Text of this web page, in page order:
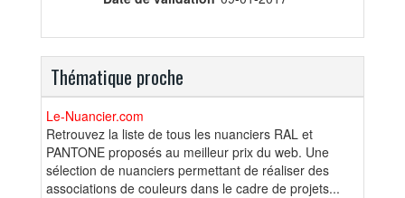
Thématique proche
Le-Nuancier.com
Retrouvez la liste de tous les nuanciers RAL et
PANTONE proposés au meilleur prix du web. Une
sélection de nuanciers permettant de réaliser des
associations de couleurs dans le cadre de projets...